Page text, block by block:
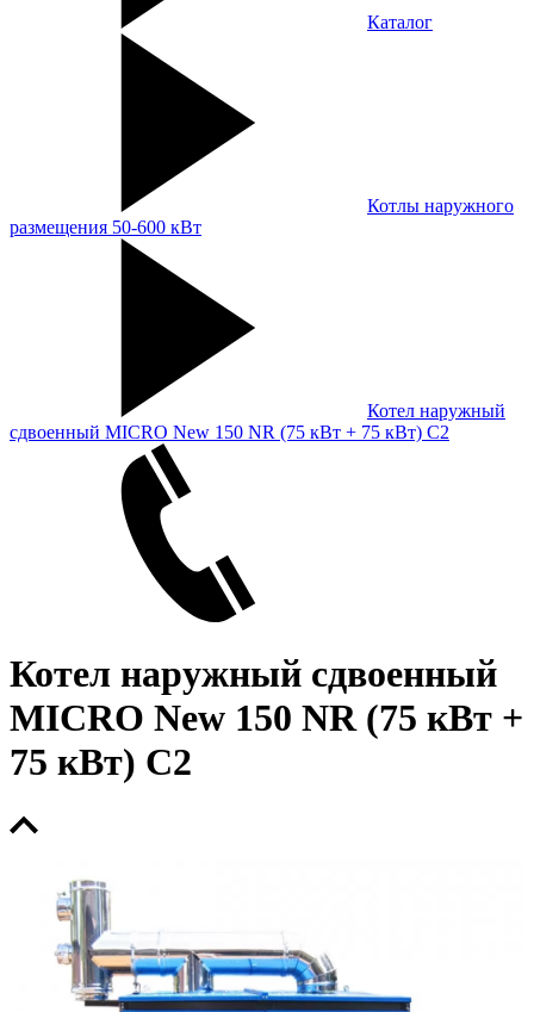
Каталог
Котлы наружного
размещения 50-600 кВт
Котел наружный
сдвоенный MICRO New 150 NR (75 кВт + 75 кВт) С2
Котел наружный сдвоенный
MICRO New 150 NR (75 кВт +
75 кВт) С2